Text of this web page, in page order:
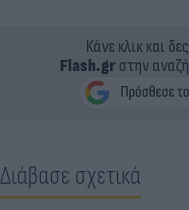
Κάνε κλικ και
Flash.grστην
Διάβασε σχετικά